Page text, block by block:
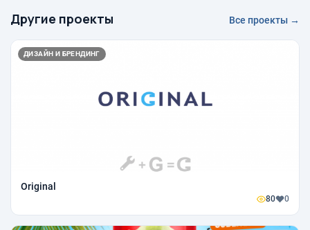
Другие проекты Все проекты →
ДИЗАЙН И БРЕНДИНГ
Original
80 0